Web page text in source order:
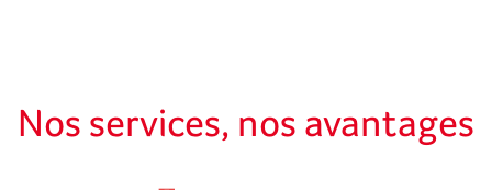
Nos services, nos avantages